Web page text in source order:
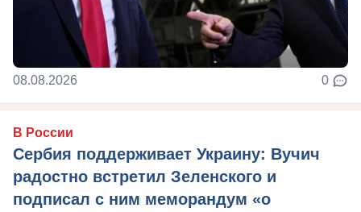
08.08.2026 0
В России
Сербия поддерживает Украину: Вучич
радостно встретил Зеленского и
подписал с ним меморандум «о